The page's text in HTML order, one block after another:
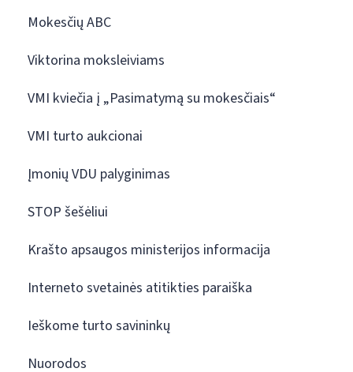
Mokesčių ABC
Viktorina moksleiviams
VMI kviečia į „Pasimatymą su mokesčiais“
VMI turto aukcionai
Įmonių VDU palyginimas
STOP šešėliui
Krašto apsaugos ministerijos informacija
Interneto svetainės atitikties paraiška
Ieškome turto savininkų
Nuorodos